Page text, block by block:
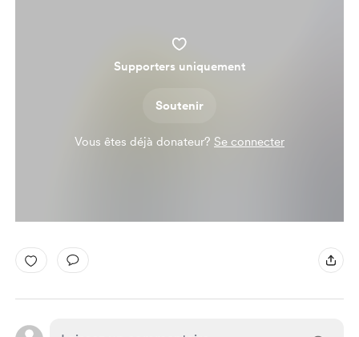
Supporters uniquement
Soutenir
Vous êtes déjà donateur? Se connecter